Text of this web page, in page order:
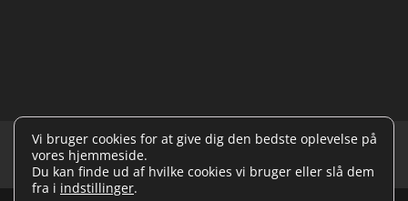
Reparationsbetingelser
Handelsbetingelser
Cookie- og privatlivspolitik
Vi bruger cookies for at give dig den bedste oplevelse på
vores hjemmeside.
Du kan finde ud af hvilke cookies vi bruger eller slå dem
fra i indstillinger.